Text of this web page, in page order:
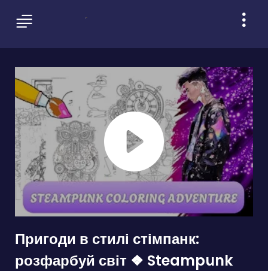
Пригоди в стилі стімпанк:
розфарбуй світ ❖ Steampunk